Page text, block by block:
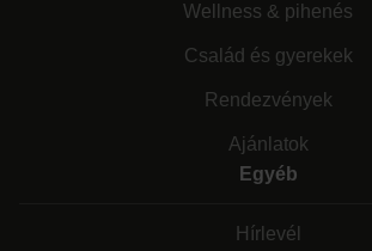
Wellness & pihenés
Család és gyerekek
Rendezvények
Ajánlatok
Egyéb
Hírlevél